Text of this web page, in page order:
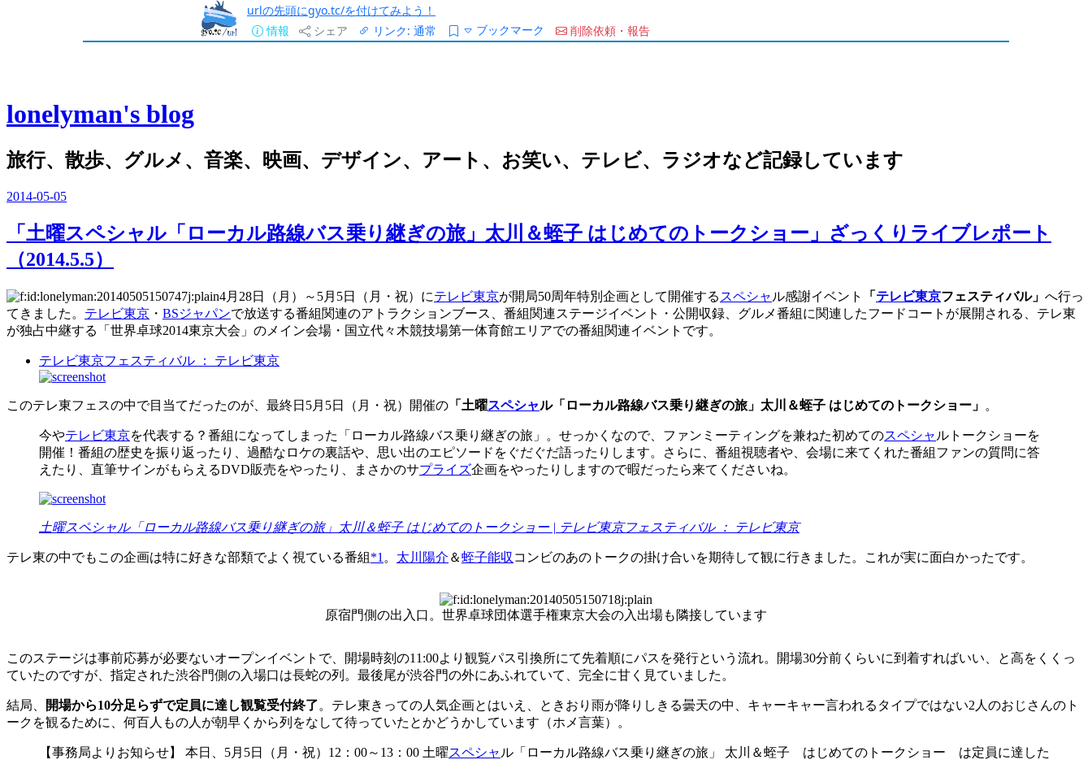
urlの先頭にgyo.tc/を付けてみよう！
情報
シェア リンク: 通常 ブックマーク 削除依頼・報告